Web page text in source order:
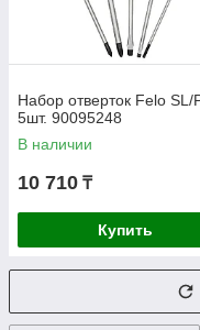
Набор отверток Felo SL/
5шт. 90095248
В наличии
10 710 ₸
Купить